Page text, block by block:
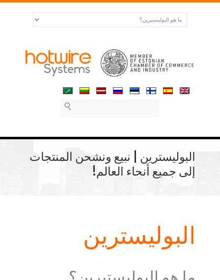
البوليسترين | نبيع ونشحن المنتجات
إلى جميع أنحاء العالم!
البوليسترين